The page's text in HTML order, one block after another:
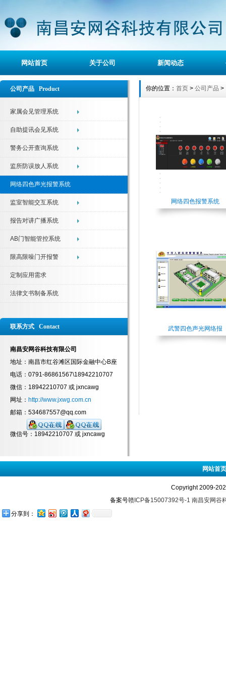
网站首页 关于公司 新闻动态
公司产品 Product
家属会见管理系统
自助提讯会见系统
警务公开查询系统
监所防误放人系统
网络四色声光报警系统
监室智能交互系统
报告对讲广播系统
AB门智能管控系统
限高限噪门开报警
定制应用需求
法律文书制备系统
联系方式 Contact
南昌安网谷科技有限公司
地址：南昌市红谷滩区国际金融中心B座
电话：0791-86861567\18942210707
微信：18942210707 或 jxncawg
网址： http://www.jxwg.com.cn
邮箱：534687557@qq.com
微信号：18942210707 或 jxncawg
你的位置： 首页 > 公司产品 >
网络四色报警系统
武警四色声光网络报
网站首页
Copyright 2009-
备案号赣ICP备15007392号-1 南昌安网谷
分享到：